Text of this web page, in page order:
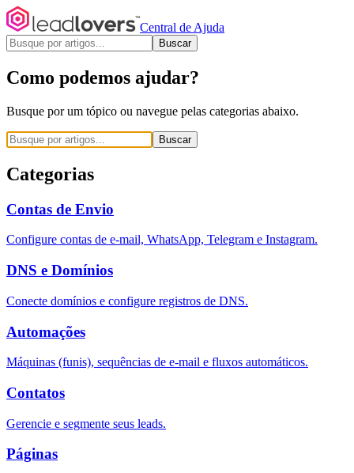
Central de Ajuda
Buscar
Como podemos ajudar?
Busque por um tópico ou navegue pelas categorias abaixo.
Buscar
Categorias
Contas de Envio
Configure contas de e-mail, WhatsApp, Telegram e Instagram.
DNS e Domínios
Conecte domínios e configure registros de DNS.
Automações
Máquinas (funis), sequências de e-mail e fluxos automáticos.
Contatos
Gerencie e segmente seus leads.
Páginas